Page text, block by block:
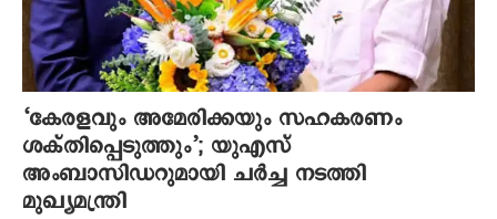
‘കേരളവും അമേരിക്കയും സഹകരണം
ശക്തിപ്പെടുത്തും’; യുഎസ്
അംബാസിഡറുമായി ചർച്ച നടത്തി
മുഖ്യമന്ത്രി